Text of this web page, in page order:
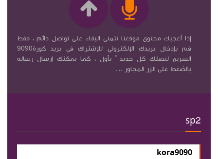
إذا أعجبك محتوى موقعنا نتمنى البقاء على تواصل دائم ، فقط
قم بإدخال بريدك الإلكتروني للإشتراك في بريد كورة9090
السريع ليصلك كل جديد ً بأول ، كما يمكنك إرسال رساله
بالضغط على الزر المجاور ...
sp2
kora9090